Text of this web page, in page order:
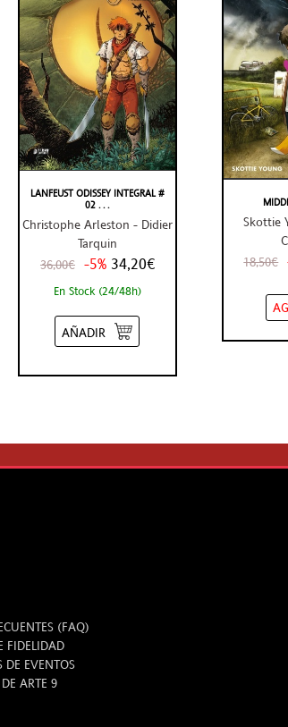
LANFEUST ODISSEY INTEGRAL #
02 . . .
Christophe Arleston - Didier
Tarquin
36,00€ -5% 34,20€
En Stock (24/48h)
AÑADIR
Skottie
18,50€
(FAQ)
FIDELIDAD
DE EVENTOS
ARTE 9